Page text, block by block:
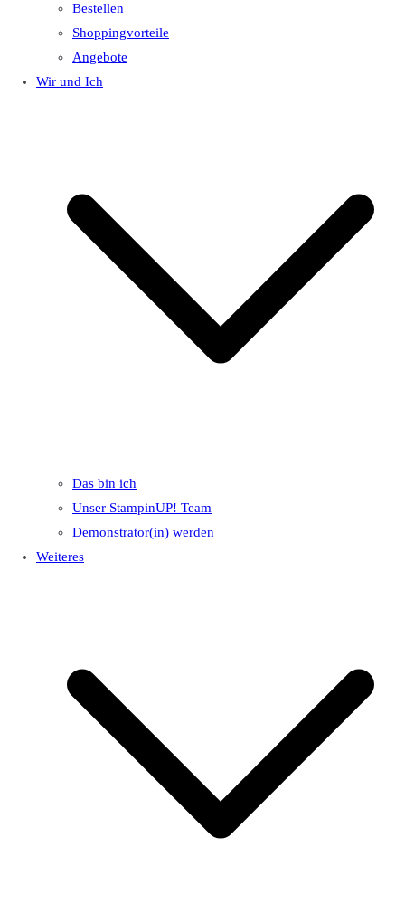
Bestellen
Shoppingvorteile
Angebote
Wir und Ich
Das bin ich
Unser StampinUP! Team
Demonstrator(in) werden
Weiteres